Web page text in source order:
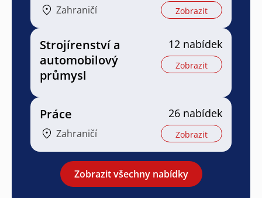
Zahraničí Zobrazit
Strojírenství a
automobilový
průmysl
12 nabídek
Zobrazit
Práce
Zahraničí
26 nabídek
Zobrazit
Zobrazit všechny nabídky